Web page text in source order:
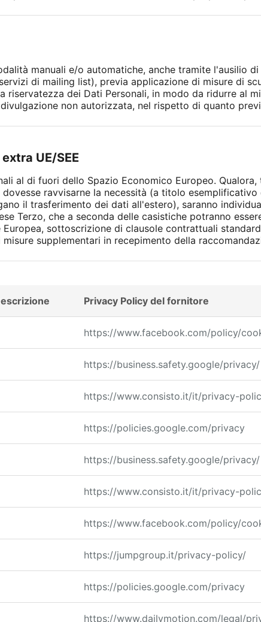
manuali e/o automatiche, anche tramite l'ausilio
di mailing list), previa applicazione di misure di
riservatezza dei Dati Personali, in modo da ridurre al
non autorizzata, nel rispetto di quanto
UE/SEE
al di fuori dello Spazio Economico Europeo.
ravvisarne la necessità (a titolo esemplificativo
il trasferimento dei dati all'estero), saranno
Terzo, che a seconda delle casistiche potranno
sottoscrizione di clausole contrattuali
supplementari in recepimento della
Privacy Policy del fornitore
https://www.facebook.com/policy/
https://business.safety.google/privacy/
https://www.consisto.it/it/privacy-
https://policies.google.com/privacy
https://business.safety.google/privacy/
https://www.consisto.it/it/privacy-
https://www.facebook.com/policy/
https://jumpgroup.it/privacy-policy/
https://policies.google.com/privacy
https://www.dailymotion.com/legal/